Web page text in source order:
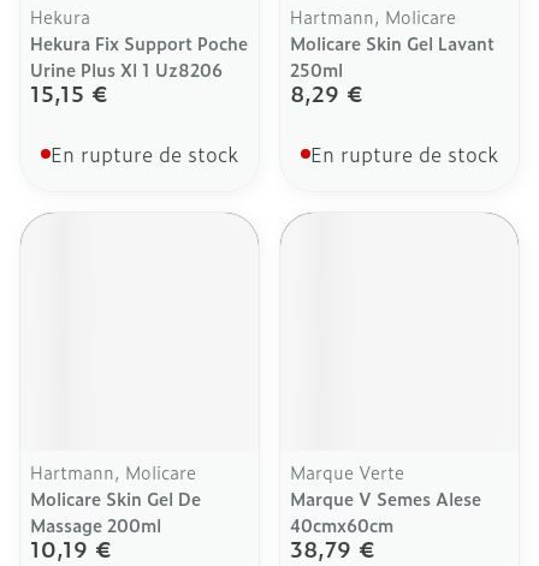
Hekura
Hekura Fix Support Poche
Urine Plus Xl 1 Uz8206
15,15 €
En rupture de stock
Hartmann, Molicare
Molicare Skin Gel Lavant
250ml
8,29 €
En rupture de stock
Hartmann, Molicare
Molicare Skin Gel De
Massage 200ml
10,19 €
Marque Verte
Marque V Semes Alese
40cmx60cm
38,79 €